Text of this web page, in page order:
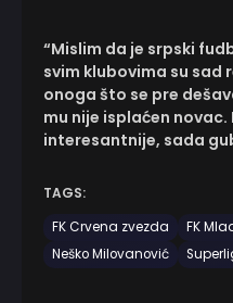
“Mislim da je srpski
svim klubovima su sad
onoga što se pre
mu nije isplaćen
interesantnije, sada
TAGS:
FK Crvena zvezda
FK
Neško Milovanović